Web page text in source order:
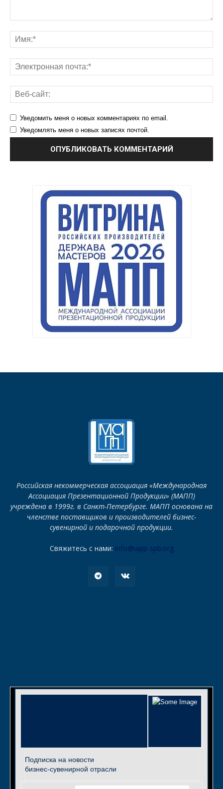
Уведомить меня о новых комментариях по email.
Уведомлять меня о новых записях почтой.
Российская некоммерческая ассоциация «Международная
Ассоциация Презентационной Продукции» (МАПП)
учреждена в 1999г. в Санкт-Петербурге. МАПП основана на
членстве поставщиков и производителей бизнес-
сувенирной и подарочной продукции.
Свяжитесь с нами: info@iapp-spb.org
Подписка на новости
бизнес-сувенирной отрасли